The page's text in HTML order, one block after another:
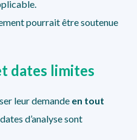
pourrait être soutenue
dates limites
leur demande en tout
d’analyse sont